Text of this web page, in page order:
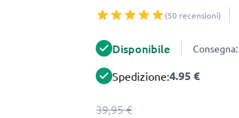
(50 recensioni)
Disponibile
Spedizione:4.95 €
39,95 €